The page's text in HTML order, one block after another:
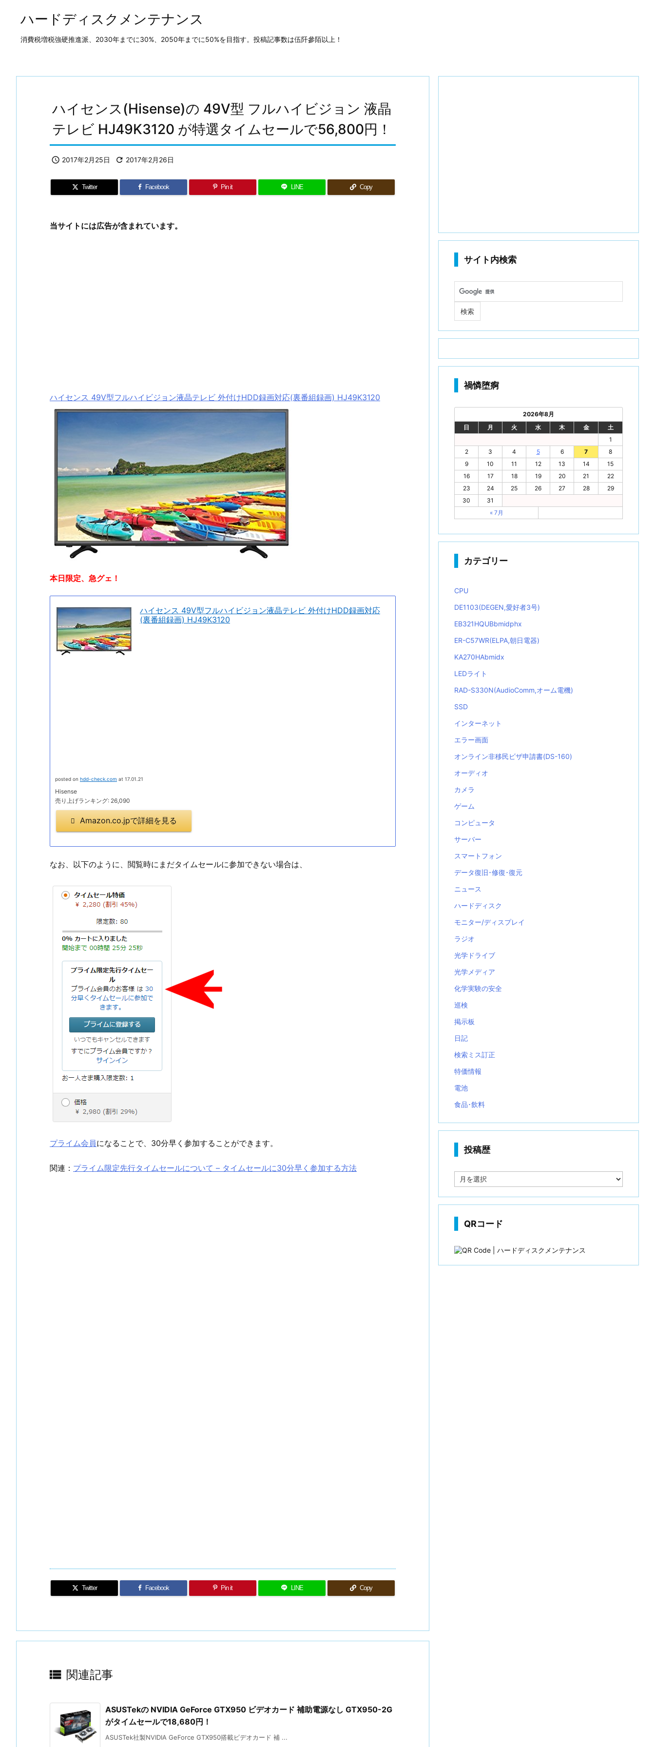
ハードディスクメンテナンス
消費税増税強硬推進派、2030年までに30%、2050年までに50%を目指す。投稿記事数は伍阡參陌以上！
ハイセンス(Hisense)の 49V型 フルハイビジョン 液晶
テレビ HJ49K3120 が特選タイムセールで56,800円！
 2017年2月25日  2017年2月26日
Twitter Facebook Pin it LINE Copy
当サイトには広告が含まれています。
ハイセンス 49V型フルハイビジョン液晶テレビ 外付けHDD録画対応(裏番組録画) HJ49K3120
本日限定、急グェ！
ハイセンス 49V型フルハイビジョン液晶テレビ 外付けHDD録画対応
(裏番組録画) HJ49K3120
posted on hdd-check.com at 17.01.21
Hisense
売り上げランキング: 26,090
Amazon.co.jpで詳細を見る
なお、以下のように、閲覧時にまだタイムセールに参加できない場合は、
プライム会員になることで、30分早く参加することができます。
関連： プライム限定先行タイムセールについて – タイムセールに30分早く参加する方法
Twitter Facebook Pin it LINE Copy
 関連記事
ASUSTekの NVIDIA GeForce GTX950 ビデオカード 補助電源なし GTX950-2G
がタイムセールで18,680円！
ASUSTek社製NVIDIA GeForce GTX950搭載ビデオカード 補 ...
サイト内検索
禍憐堕痾
2026年8月
日
月 火 水 木 金
土
1
2
3 4 5 6 7
8
9
10 11 12 13 14
15
16
17 18 19 20 21
22
23
24 25 26 27 28
29
30
31
« 7月
カテゴリー
CPU
DE1103(DEGEN,愛好者3号)
EB321HQUBbmidphx
ER-C57WR(ELPA,朝日電器)
KA270HAbmidx
LEDライト
RAD-S330N(AudioComm,オーム電機)
SSD
インターネット
エラー画面
オンライン非移民ビザ申請書(DS-160)
オーディオ
カメラ
ゲーム
コンピュータ
サーバー
スマートフォン
データ復旧･修復･復元
ニュース
ハードディスク
モニター/ディスプレイ
ラジオ
光学ドライブ
光学メディア
化学実験の安全
巡検
掲示板
日記
検索ミス訂正
特価情報
電池
食品･飲料
投稿歴
稿
QRコード